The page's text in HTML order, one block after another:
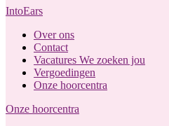
IntoEars
Over ons
Contact
Vacatures We zoeken jou
Vergoedingen
Onze hoorcentra
Onze hoorcentra